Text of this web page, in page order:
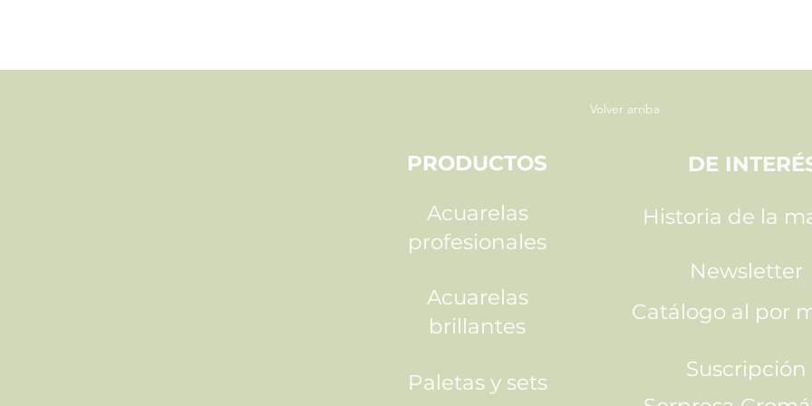
PRODUCTOS
Acuarelas
profesionales
Acuarelas
brillantes
Paletas y sets
Volver arriba
DE
Historia de la
Newsletter
Catálogo al por
Suscripción